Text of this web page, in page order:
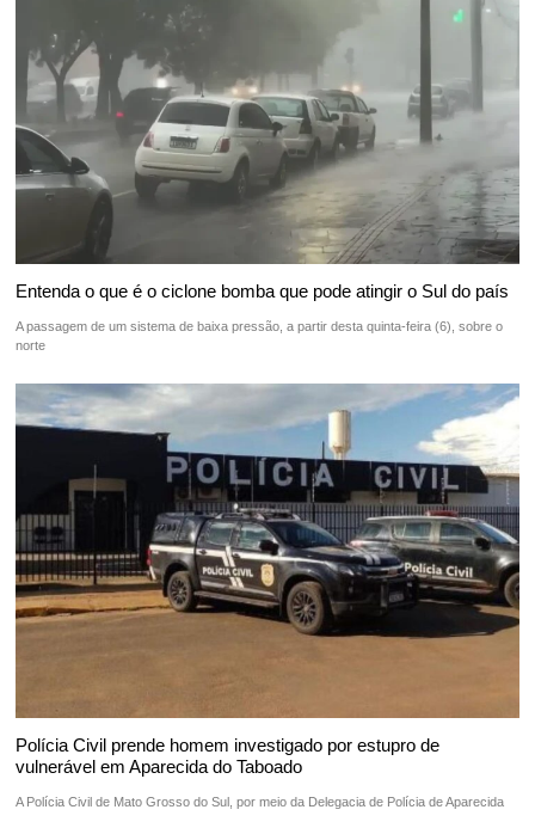
Entenda o que é o ciclone bomba que pode atingir o Sul do país
A passagem de um sistema de baixa pressão, a partir desta quinta-feira (6), sobre o
norte
Polícia Civil prende homem investigado por estupro de
vulnerável em Aparecida do Taboado
A Polícia Civil de Mato Grosso do Sul, por meio da Delegacia de Polícia de Aparecida